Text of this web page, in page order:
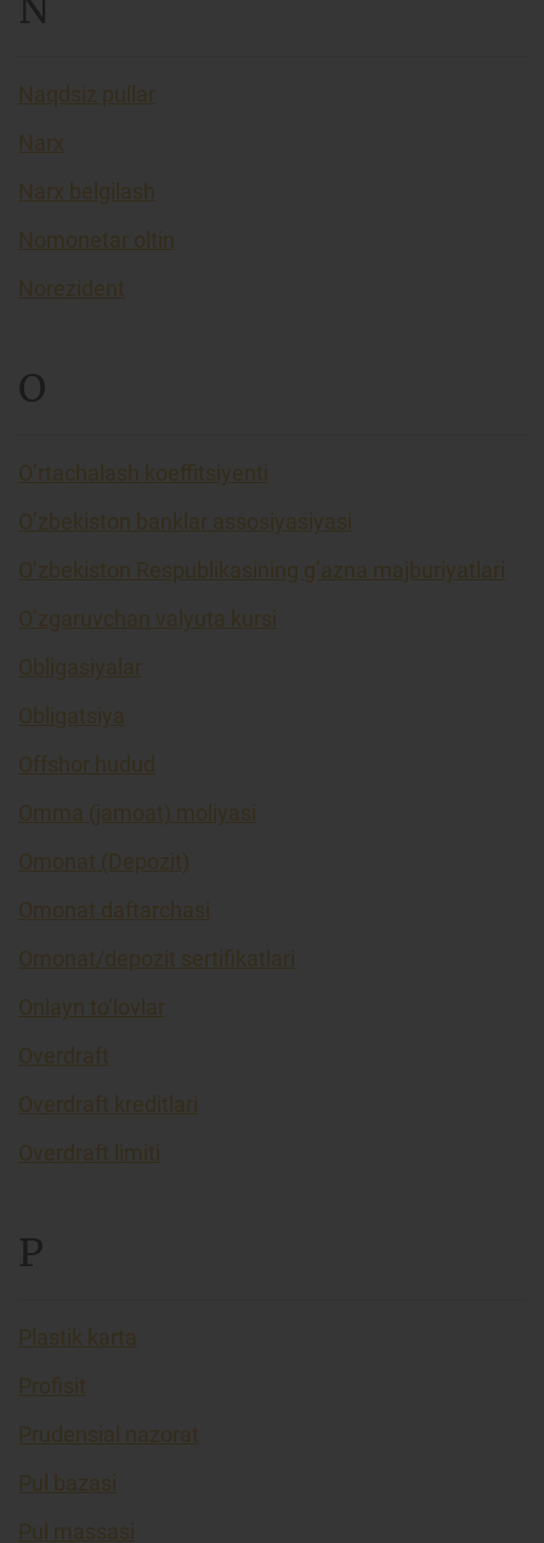
N
Naqdsiz pullar
Narx
Narx belgilash
Nomonetar oltin
Norezident
O
O’rtachalash koeffitsiyenti
O’zbekiston banklar assosiyasiyasi
O’zbekiston Respublikasining g’azna majburiyatlari
O’zgaruvchan valyuta kursi
Obligasiyalar
Obligatsiya
Offshor hudud
Omma (jamoat) moliyasi
Omonat (Depozit)
Omonat daftarchasi
Omonat/depozit sertifikatlari
Onlayn to’lovlar
Overdraft
Overdraft kreditlari
Overdraft limiti
P
Plastik karta
Profisit
Prudensial nazorat
Pul bazasi
Pul massasi